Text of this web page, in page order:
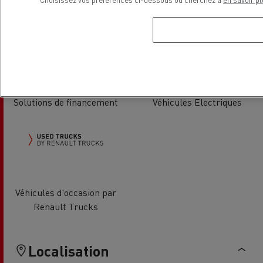
Solutions de financement Véhicules Electriques
Véhicules d'occasion par
Renault Trucks
Localisation